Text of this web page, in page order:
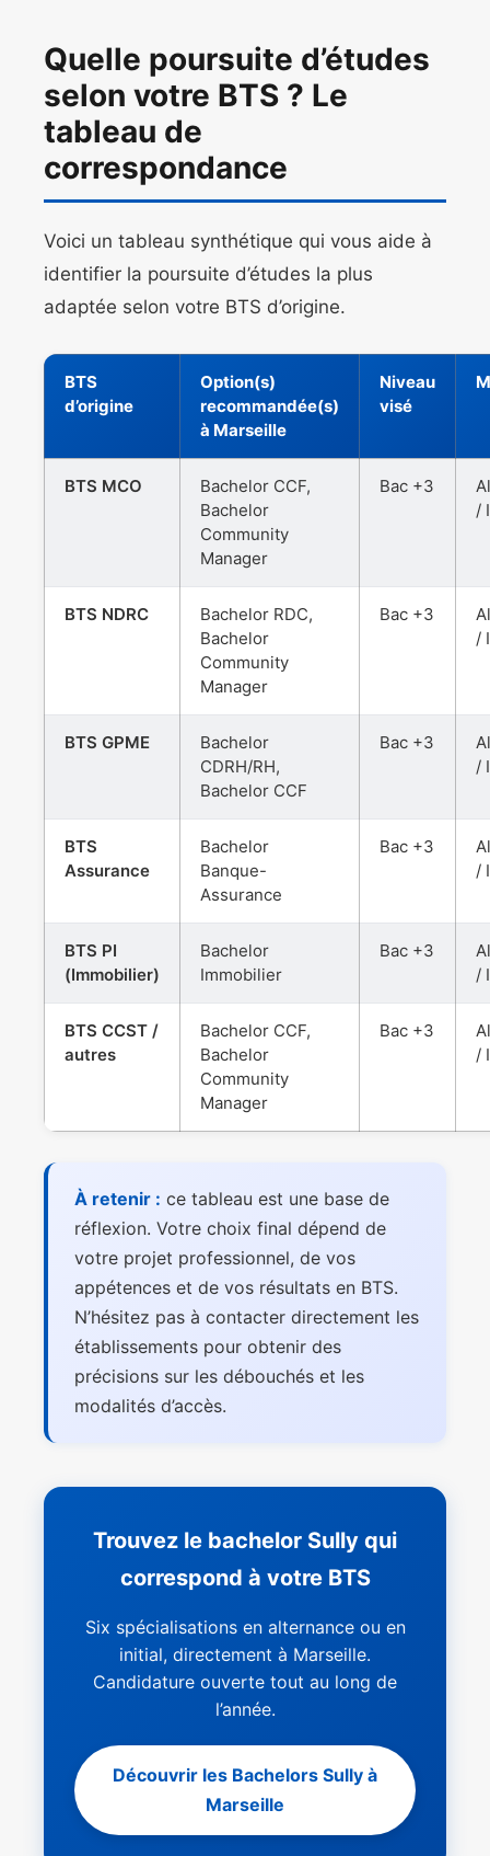
Quelle poursuite d’études
selon votre BTS ? Le
tableau de
correspondance
Voici un tableau synthétique qui vous aide à
identifier la poursuite d’études la plus
adaptée selon votre BTS d’origine.
BTS
d’origine
Option(s)
recommandée(s)
à Marseille
Niveau
visé
BTS MCO
Bachelor CCF,
Bachelor
Community
Manager
Bac +3
/
BTS NDRC
Bachelor RDC,
Bachelor
Community
Manager
Bac +3
/
BTS GPME
Bachelor
CDRH/RH,
Bachelor CCF
Bac +3
/
BTS
Assurance
Bachelor
Banque-
Assurance
Bac +3
/
BTS PI
(Immobilier)
Bachelor
Immobilier
Bac +3
/
BTS CCST /
autres
Bachelor CCF,
Bachelor
Community
Manager
Bac +3
/
À retenir : ce tableau est une base de
réflexion. Votre choix final dépend de
votre projet professionnel, de vos
appétences et de vos résultats en BTS.
N’hésitez pas à contacter directement les
établissements pour obtenir des
précisions sur les débouchés et les
modalités d’accès.
Trouvez le bachelor Sully qui
correspond à votre BTS
Six spécialisations en alternance ou en
initial, directement à Marseille.
Candidature ouverte tout au long de
l’année.
Découvrir les Bachelors Sully à
Marseille